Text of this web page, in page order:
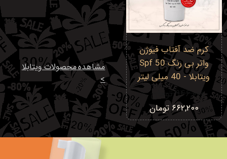
کرم ضد آفتاب فیوژن
واتر بی رنگ Spf 50
ویتابلا - 40 میلی لیتر
۹۴۶,۰۰۰ تومان
۶۶۲,۲۰۰ تومان
مشاهده محصولات ویتابلا
>